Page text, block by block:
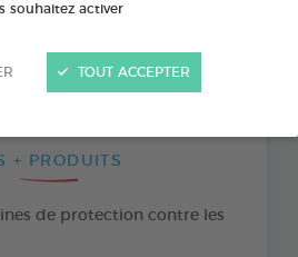
souhaitez activer
TOUT ACCEPTER
AUSSI EN :
DE 2,68 ML
+ PRODUITS
de protection contre les